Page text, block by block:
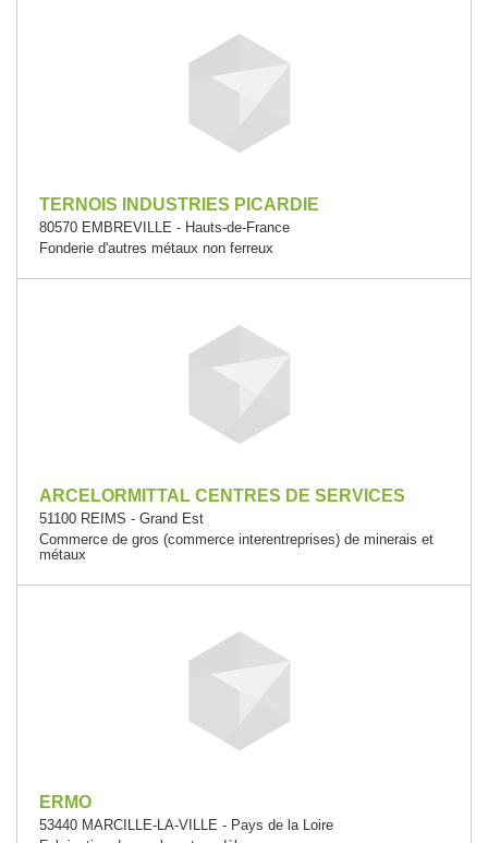
TERNOIS INDUSTRIES PICARDIE
80570 EMBREVILLE - Hauts-de-France
Fonderie d'autres métaux non ferreux
ARCELORMITTAL CENTRES DE SERVICES
51100 REIMS - Grand Est
Commerce de gros (commerce interentreprises) de minerais et
métaux
ERMO
53440 MARCILLE-LA-VILLE - Pays de la Loire